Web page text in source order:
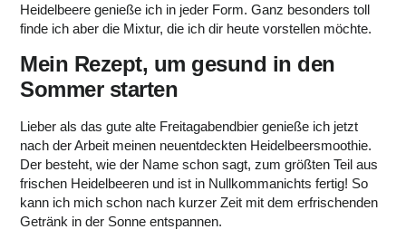
Heidelbeere genieße ich in jeder Form. Ganz besonders toll
finde ich aber die Mixtur, die ich dir heute vorstellen möchte.
Mein Rezept, um gesund in den
Sommer starten
Lieber als das gute alte Freitagabendbier genieße ich jetzt
nach der Arbeit meinen neuentdeckten Heidelbeersmoothie.
Der besteht, wie der Name schon sagt, zum größten Teil aus
frischen Heidelbeeren und ist in Nullkommanichts fertig! So
kann ich mich schon nach kurzer Zeit mit dem erfrischenden
Getränk in der Sonne entspannen.